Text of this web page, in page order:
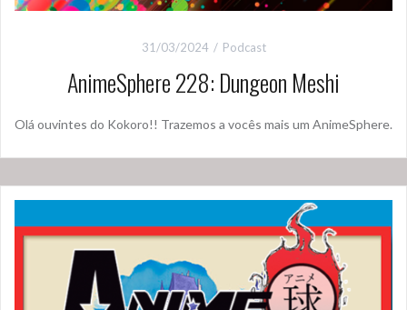
31/03/2024 Podcast
AnimeSphere 228: Dungeon Meshi
Olá ouvintes do Kokoro!! Trazemos a vocês mais um AnimeSphere.